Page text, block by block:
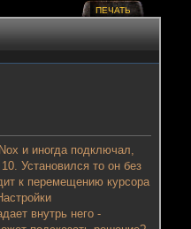
ПЕЧАТЬ
и иногда подключал,
Установился то он без
к перемещению курсора
внутрь него -